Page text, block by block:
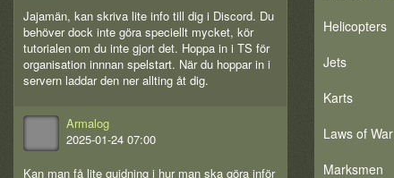
Jajamän, kan skriva lite info till dig i Discord. Du
behöver dock inte göra speciellt mycket, kör
tutorialen om du inte gjort det. Hoppa in i TS för
organisation innnan spelstart. När du hoppar in i
servern laddar den ner allting åt dig.
Armalog
2025-01-24 07:00
Kan man få lite guidning i hur man ska göra inför
Helicopters
Jets
Karts
Laws of War
Marksmen